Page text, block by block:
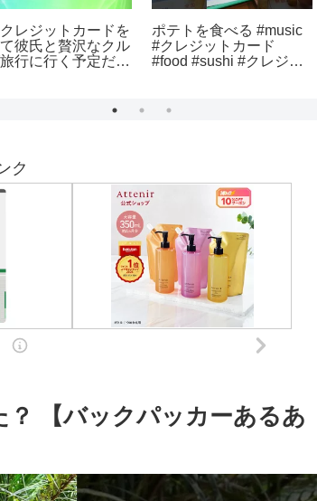
モーニングクルー
団様 ご帰宅
Cruise Spots
【競馬同時視聴】2023
年NHKマイルカップ同
時視聴【ニュイ・ソシエ
ク
【バックパッカーあるあ